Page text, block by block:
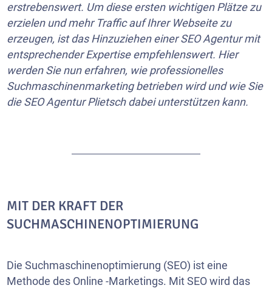
erstrebenswert. Um diese ersten wichtigen Plätze zu
erzielen und mehr Traffic auf Ihrer Webseite zu
erzeugen, ist das Hinzuziehen einer SEO Agentur mit
entsprechender Expertise empfehlenswert. Hier
werden Sie nun erfahren, wie professionelles
Suchmaschinenmarketing betrieben wird und wie Sie
die SEO Agentur Plietsch dabei unterstützen kann.
MIT DER KRAFT DER
SUCHMASCHINENOPTIMIERUNG
Die Suchmaschinenoptimierung (SEO) ist eine
Methode des Online -Marketings. Mit SEO wird das